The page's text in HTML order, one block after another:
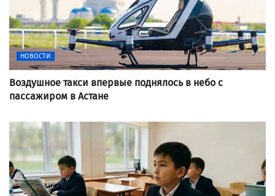
НОВОСТИ
Воздушное такси впервые поднялось в небо с
пассажиром в Астане